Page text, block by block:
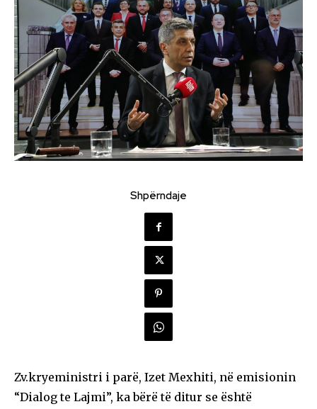
Shpërndaje
Zv.kryeministri i parë, Izet Mexhiti, në emisionin
“Dialog te Lajmi”, ka bërë të ditur se është